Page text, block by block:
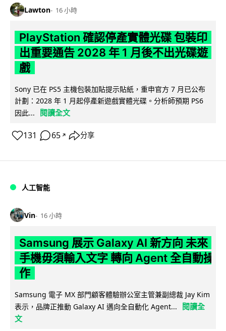
Lawton 16 小時
PlayStation 確認停產實體光碟 包裝印
出重要通告 2028 年 1 月後不出光碟遊
戲
Sony 已在 PS5 主機包裝加貼提示貼紙，重申官方 7 月已公布
計劃：2028 年 1 月起停產新遊戲實體光碟。分析師預期 PS6
因此...
閱讀全文
131 65 ↗ 分享
人工智能
Vin 16 小時
Samsung 展示 Galaxy AI 新方向 未來
手機毋須輸入文字 轉向 Agent 全自動操
作
Samsung 電子 MX 部門顧客體驗辦公室主管兼副總裁 Jay Kim
表示，品牌正推動 Galaxy AI 邁向全自動化 Agent...
閱讀全
文